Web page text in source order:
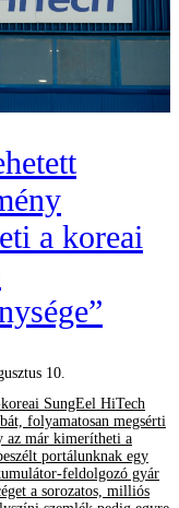
a koreai
10.
SungEel HiTech
folyamatosan megsérti
az már kimerítheti a
portálunknak egy
feldolgozó gyár
a sorozatos, milliós